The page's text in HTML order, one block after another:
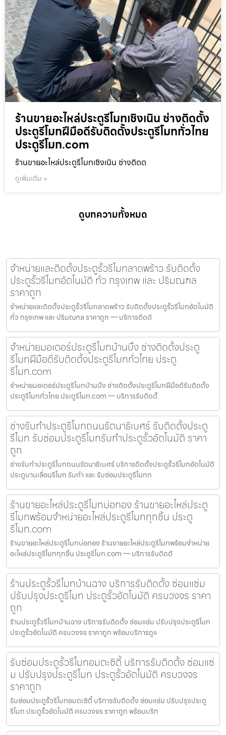
ร้านขายอะไหล่ประตูรีโมทเชิงเนิน ช่างติดตั้ง
ประตูรีโมทฝีมือดีรับติดตั้งประตูรีโมททั่วไทย
ประตูรีโมท.com
ร้านขายอะไหล่ประตูรีโมทเชิงเนิน ช่างติดต
ดูเพิ่มเติม »
ดูบทความทั้งหมด
จำหน่ายและติดตั้งประตูรั้วรีโมทลาดพร้าว รับติดตั้ง
ประตูรั้วรีโมทอัตโนมัติ ทั่ว กรุงเทพ และ ปริมณฑล
ราคาถูก
จำหน่ายและติดตั้งประตูรั้วรีโมทลาดพร้าว รับติดตั้งประตูรั้วรีโมทอัตโนมัติ
ทั่ว กรุงเทพ และ ปริมณฑล ราคาถูก — บริการติดตั
จำหน่ายมอเตอร์ประตูรีโมทบ้านบึง ช่างติดตั้งประตู
รีโมทฝีมือดีรับติดตั้งประตูรีโมททั่วไทย ประตู
รีโมท.com
จำหน่ายมอเตอร์ประตูรีโมทบ้านบึง ช่างติดตั้งประตูรีโมทฝีมือดีรับติดตั้ง
ประตูรีโมททั่วไทย ประตูรีโมท.com — บริการรับติดตั้
ช่างรับทำประตูรีโมทถนนรัตนาธิเบศร์ รับติดตั้งประตู
รีโมท รับซ่อมประตูรีโมทรับทำประตูรั้วอัตโนมัติ ราคา
ถูก
ช่างรับทำประตูรีโมทถนนรัตนาธิเบศร์ บริการติดตั้งประตูรั้วรีโมทอัตโนมัติ
ประตูบานเลื่อนรีโมท รับทำ และ รับซ่อมประตูรีโมทท
ร้านขายอะไหล่ประตูรีโมทบ่อทอง ร้านขายอะไหล่ประตู
รีโมทพร้อมจำหน่ายอะไหล่ประตูรีโมททุกชิ้น ประตู
รีโมท.com
ร้านขายอะไหล่ประตูรีโมทบ่อทอง ร้านขายอะไหล่ประตูรีโมทพร้อมจำหน่าย
อะไหล่ประตูรีโมททุกชิ้น ประตูรีโมท.com — บริการรับติดตั
ร้านประตูรั้วรีโมทบ้านฉาง บริการรับติดตั้ง ซ่อมแซ่ม
ปรับปรุงประตูรีโมท ประตูรั้วอัตโนมัติ ครบวงจร ราคา
ถูก
ร้านประตูรั้วรีโมทบ้านฉาง บริการรับติดตั้ง ซ่อมแซ่ม ปรับปรุงประตูรีโมท
ประตูรั้วอัตโนมัติ ครบวงจร ราคาถูก พร้อมบริการดูแ
รับซ่อมประตูรั้วรีโมทอมตะซิตี้ บริการรับติดตั้ง ซ่อมแซ่
ม ปรับปรุงประตูรีโมท ประตูรั้วอัตโนมัติ ครบวงจร
ราคาถูก
รับซ่อมประตูรั้วรีโมทอมตะซิตี้ บริการรับติดตั้ง ซ่อมแซ่ม ปรับปรุงประตู
รีโมท ประตูรั้วอัตโนมัติ ครบวงจร ราคาถูก พร้อมบริก